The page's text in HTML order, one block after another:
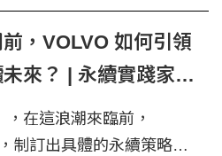
國際氣候對話，致力於減
工具和全球碳市場來達成
的挑戰。 - 主持人｜
，VOLVO 如何引領
來？ | 永續實踐家
在這浪潮來臨前，
制訂出具體的永續策略，